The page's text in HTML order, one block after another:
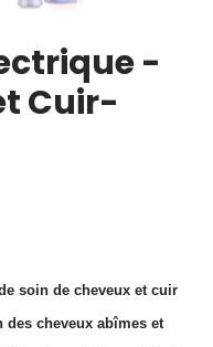
-
Cuir-
soin de cheveux et cuir
cheveux abîmes et